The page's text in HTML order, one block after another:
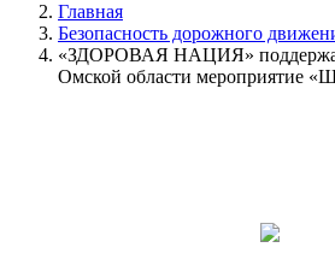
Главная
Безопасность дорожного
«ЗДОРОВАЯ НАЦИЯ»
Омской области мероприятие